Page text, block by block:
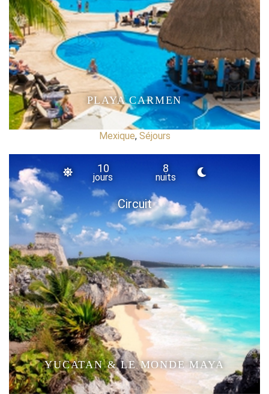
PLAYA CARMEN
Mexique, Séjours
Circuit
10
jours
8
nuits
YUCATAN & LE MONDE MAYA